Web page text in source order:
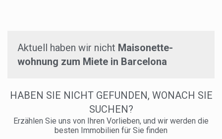
Aktuell haben wir nicht Maisonette-
wohnung zum Miete in Barcelona
HABEN SIE NICHT GEFUNDEN, WONACH SIE
SUCHEN?
Erzählen Sie uns von Ihren Vorlieben, und wir werden die
besten Immobilien für Sie finden